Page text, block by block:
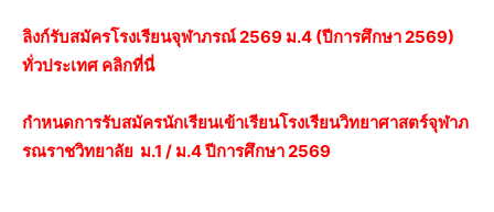
ลิงก์รับสมัครโรงเรียนจุฬาภรณ์ 2569 ม.4 (ปีการศึกษา 2569)
ทั่วประเทศ คลิกที่นี่
กำหนดการรับสมัครนักเรียนเข้าเรียนโรงเรียนวิทยาศาสตร์จุฬาภ
รณราชวิทยาลัย ม.1 / ม.4 ปีการศึกษา 2569